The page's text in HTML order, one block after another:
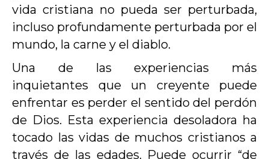
vida cristiana no pueda ser perturbada,
incluso profundamente perturbada por el
mundo, la carne y el diablo.
Una de las experiencias más
inquietantes que un creyente puede
enfrentar es perder el sentido del perdón
de Dios. Esta experiencia desoladora ha
tocado las vidas de muchos cristianos a
través de las edades. Puede ocurrir “de